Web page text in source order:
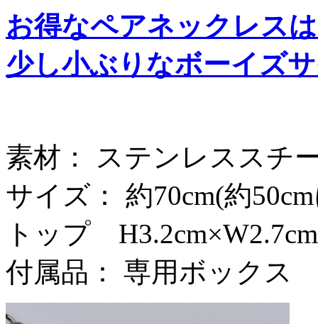
お得なペアネックレス
少し小ぶりなボーイズ
素材： ステンレススチ
サイズ： 約70cm(約
トップ H3.2cm×W2.7cm
付属品： 専用ボックス